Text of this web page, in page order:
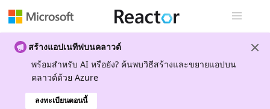
สร้างแอปเนทีฟบนคลาวด์
พร้อมสําหรับ AI หรือยัง? ค้นพบวิธีสร้างและขยายแอปบน
คลาวด์ด้วย Azure
ลงทะเบียนตอนนี้